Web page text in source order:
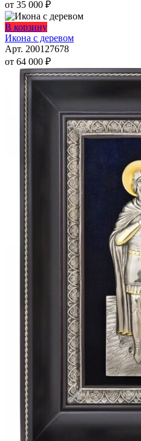
странице
товара.
несколько
вариаций.
Опции
можно
выбрать
на
странице
товара.
от 35 000 ₽
В корзинуЭтот
товар
имеет
несколько
вариаций.
Опции
выбрать
странице
товара.
Икона с деревом
Арт. 200127678
от 64 000 ₽